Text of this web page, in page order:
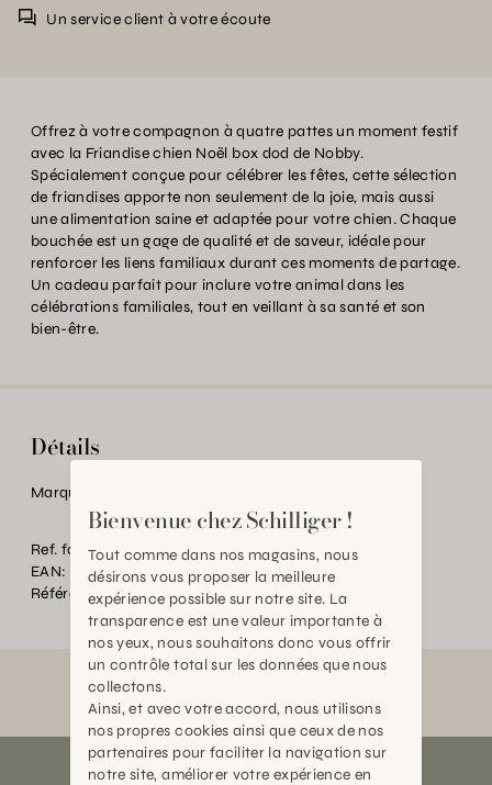
Un service client à votre écoute
Offrez à votre compagnon à quatre pattes un moment festif
avec la Friandise chien Noël box dod de Nobby.
Spécialement conçue pour célébrer les fêtes, cette sélection
de friandises apporte non seulement de la joie, mais aussi
une alimentation saine et adaptée pour votre chien. Chaque
bouchée est un gage de qualité et de saveur, idéale pour
renforcer les liens familiaux durant ces moments de partage.
Un cadeau parfait pour inclure votre animal dans les
célébrations familiales, tout en veillant à sa santé et son
bien-être.
Détails
Marque:
Ref. fournisseur:
52455
EAN:
2000000605196
Référence:
AN.P53336.0000.0000.0000
Bienvenue chez Schilliger !
Tout comme dans nos magasins, nous
désirons vous proposer la meilleure
expérience possible sur notre site. La
transparence est une valeur importante à
nos yeux, nous souhaitons donc vous offrir
un contrôle total sur les données que nous
collectons.
Ainsi, et avec votre accord, nous utilisons
nos propres cookies ainsi que ceux de nos
partenaires pour faciliter la navigation sur
notre site, améliorer votre expérience en